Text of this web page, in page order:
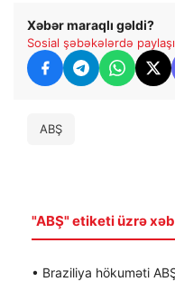
Xəbər maraqlı gəldi?
Sosial şəbəkələrdə
ABŞ
"ABŞ" etiketi üzrə
• Braziliya hökuməti